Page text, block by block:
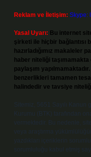
Reklam ve İletişim: Skype:
Yasal Uyarı: Bu internet
şirketi ile hiçbir bağlantısı
hazırladığımız makaleler
haber niteliği
paylaşım
benzerlikleri tamamen
halindedir ve tavsiye
Sitemiz, 5651 Sayılı
Kurumu (BTK) tarafından
vermektedir. Bu nedenle,
veya araştırma
yazdıkları içeriklerin
sorumluluğu kabul etmiş